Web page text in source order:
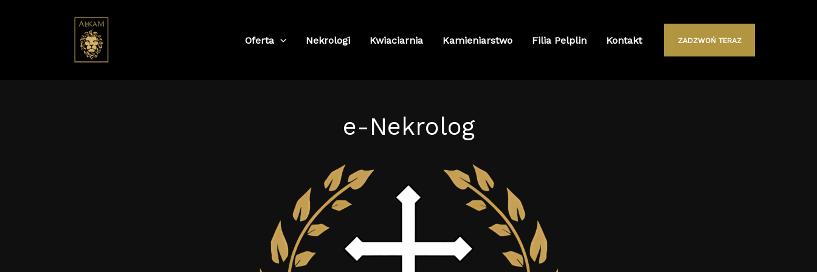
Oferta Nekrologi Kwiaciarnia Kamieniarstwo Filia Pelplin Kontakt ZADZWOŃ TERAZ
e-Nekrolog